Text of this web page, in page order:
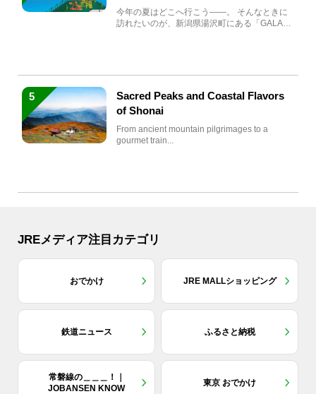
生まれ変わる
今年の夏はどこへ行こう――。 そんなときに
訪れたいのが、新潟県湯沢町にある「GALA湯
5
Sacred Peaks and Coastal Flavors
of Shonai
From ancient mountain pilgrimages to a
gourmet train...
JREメディア注目カテゴリ
おでかけ JRE MALLショッピング
鉄道ニュース ふるさと納税
常磐線の＿＿＿！｜
JOBANSEN KNOW
東京 おでかけ